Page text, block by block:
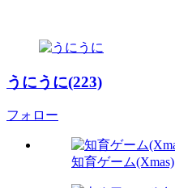
うにうに(223)
フォロー
知育ゲーム(Xmas)